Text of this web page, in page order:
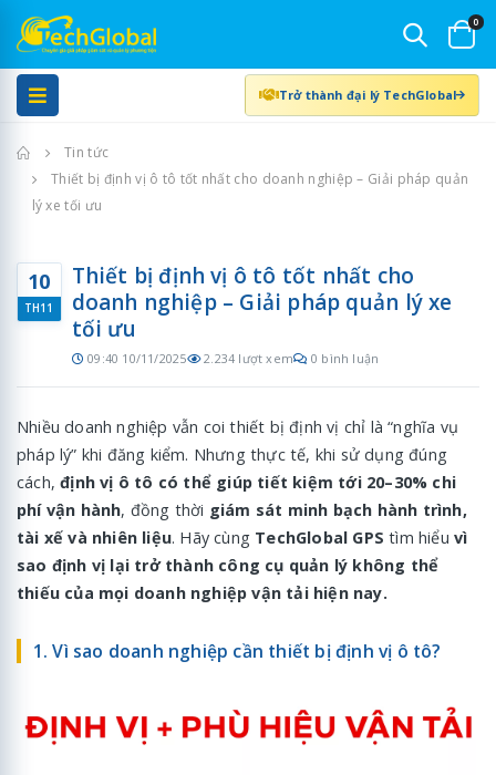
0
Trở thành đại lý TechGlobal
Trang chủ
Tin tức
Thiết bị định vị ô tô tốt nhất cho doanh nghiệp – Giải pháp quản
lý xe tối ưu
10
TH11
Thiết bị định vị ô tô tốt nhất cho
doanh nghiệp – Giải pháp quản lý xe
tối ưu
09:40 10/11/2025 2.234 lượt xem 0 bình luận
Nhiều doanh nghiệp vẫn coi thiết bị định vị chỉ là “nghĩa vụ
pháp lý” khi đăng kiểm. Nhưng thực tế, khi sử dụng đúng
cách,định vị ô tô có thể giúp tiết kiệm tới 20–30% chi
phí vận hành, đồng thời giám sát minh bạch hành trình,
tài xế và nhiên liệu. Hãy cùng TechGlobal GPS tìm hiểuvì
sao định vị lại trở thành công cụ quản lý không thể
thiếu của mọi doanh nghiệp vận tải hiện nay.
1. Vì sao doanh nghiệp cần thiết bị định vị ô tô?